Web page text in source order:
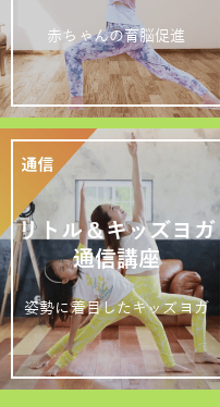
赤ちゃんの育脳促進
リトル＆キッズヨガ
通信講座
姿勢に着目したキッズヨガ